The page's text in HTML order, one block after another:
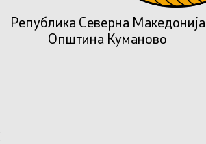
Република Северна Македонија
Општина Куманово